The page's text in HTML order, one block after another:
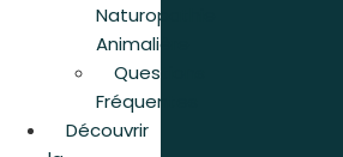
Naturopathie
Animalière
Questions
Fréquentes
Découvrir